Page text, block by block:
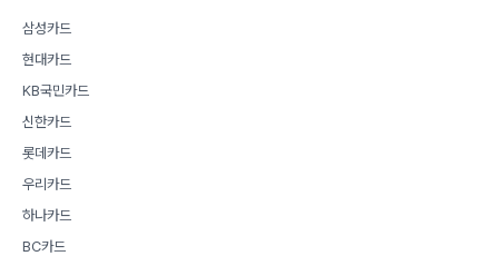
삼성카드
현대카드
KB국민카드
신한카드
롯데카드
우리카드
하나카드
BC카드